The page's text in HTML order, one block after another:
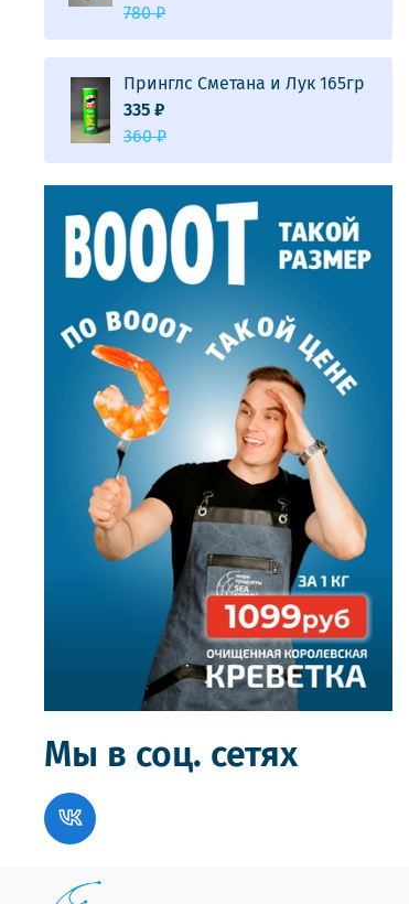
780 ₽
Принглс Сметана и Лук 165гр
335 ₽
360 ₽
Мы в соц. сетях